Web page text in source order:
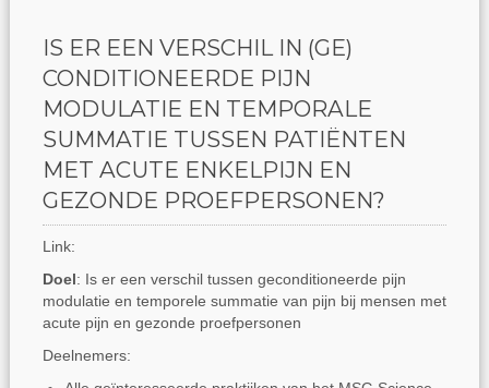
IS ER EEN VERSCHIL IN (GE)
CONDITIONEERDE PIJN
MODULATIE EN TEMPORALE
SUMMATIE TUSSEN PATIËNTEN
MET ACUTE ENKELPIJN EN
GEZONDE PROEFPERSONEN?
Link:
Doel: Is er een verschil tussen geconditioneerde pijn
modulatie en temporele summatie van pijn bij mensen met
acute pijn en gezonde proefpersonen
Deelnemers: